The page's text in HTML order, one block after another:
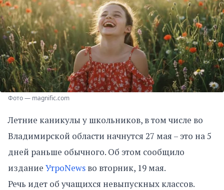
Фото — magnific.com
Летние каникулы у школьников, в том числе во
Владимирской области начнутся 27 мая – это на 5
дней раньше обычного. Об этом сообщило
издание УтроNews во вторник, 19 мая.
Речь идет об учащихся невыпускных классов.